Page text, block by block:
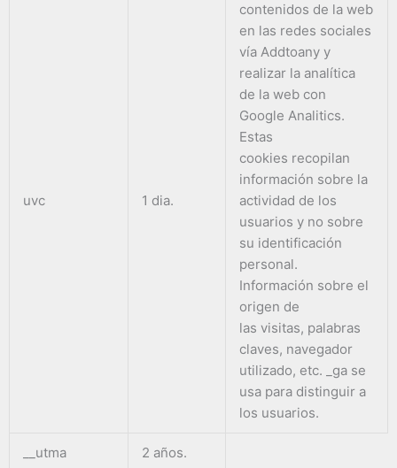
uvc 1 dia.
contenidos de la web
en las redes sociales
vía Addtoany y
realizar la analítica
de la web con
Google Analitics.
Estas
cookies recopilan
información sobre la
actividad de los
usuarios y no sobre
su identificación
personal.
Información sobre el
origen de
las visitas, palabras
claves, navegador
utilizado, etc. _ga se
usa para distinguir a
los usuarios.
__utma 2 años.